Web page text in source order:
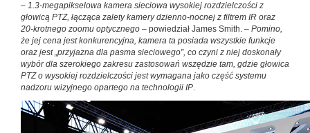
– 1.3-megapikselowa kamera sieciowa wysokiej rozdzielczości z
głowicą PTZ, łącząca zalety kamery dzienno-nocnej z filtrem IR oraz
20-krotnego zoomu optycznego – powiedział James Smith. – Pomino,
że jej cena jest konkurencyjna, kamera ta posiada wszystkie funkcje
oraz jest „przyjazna dla pasma sieciowego”, co czyni z niej doskonały
wybór dla szerokiego zakresu zastosowań wszędzie tam, gdzie głowica
PTZ o wysokiej rozdzielczości jest wymagana jako część systemu
nadzoru wizyjnego opartego na technologii IP.